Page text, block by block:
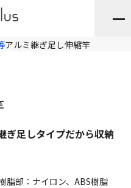
アルミ継ぎ足し伸縮竿
ぎ足しタイプだから収納
部：ナイロン、ABS樹脂